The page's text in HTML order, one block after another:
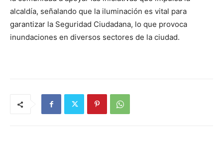
alcaldía, señalando que la iluminación es vital para
garantizar la Seguridad Ciudadana, lo que provoca
inundaciones en diversos sectores de la ciudad.